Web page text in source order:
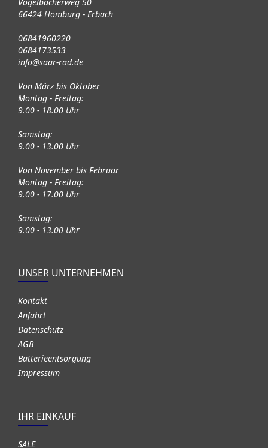
66424 Homburg - Erbach
06841960220
0684173533
info@saar-rad.de
Von März bis Oktober
Montag - Freitag:
9.00 - 18.00 Uhr
Samstag:
9.00 - 13.00 Uhr
Von November bis Februar
Montag - Freitag:
9.00 - 17.00 Uhr
Samstag:
9.00 - 13.00 Uhr
UNSER UNTERNEHMEN
Kontakt
Anfahrt
Datenschutz
AGB
Batterieentsorgung
Impressum
IHR EINKAUF
SALE